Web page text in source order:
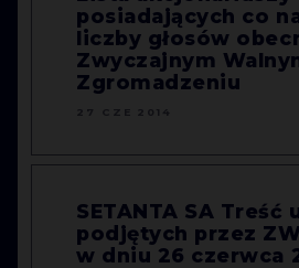
posiadających co
liczby głosów
Zwyczajnym
Zgromadzeniu
SETANTA SA Treść
podjętych przez
w dniu 26 czerwca